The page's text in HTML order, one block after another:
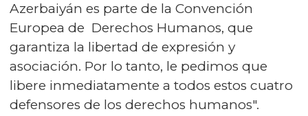
Azerbaiyán es parte de la Convención
Europea de Derechos Humanos, que
garantiza la libertad de expresión y
asociación. Por lo tanto, le pedimos que
libere inmediatamente a todos estos cuatro
defensores de los derechos humanos".